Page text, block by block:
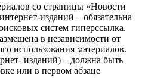
со страницы «Новости
изданий – обязательна
систем гиперссылка.
в независимости от
использования материалов.
изданий) – должна быть
или в первом абзаце